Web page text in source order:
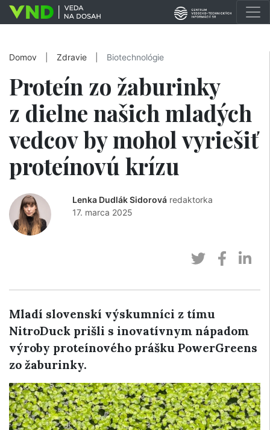
Domov Zdravie Biotechnológie
Proteín zo žaburinky
z dielne našich mladých
vedcov by mohol vyriešiť
proteínovú krízu
Lenka Dudlák Sidorová redaktorka
17. marca 2025
Mladí slovenskí výskumníci z tímu
NitroDuck prišli s inovatívnym nápadom
výroby proteínového prášku PowerGreens
zo žaburinky.